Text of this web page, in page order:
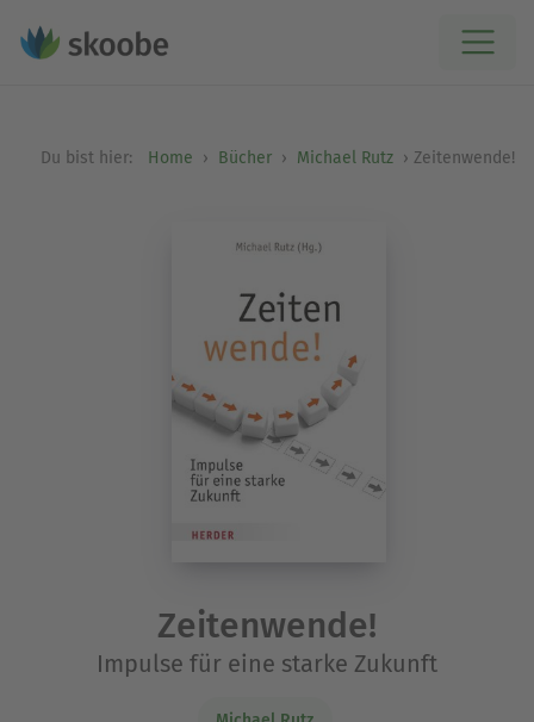
Du bist hier: Home Bücher Michael Rutz Zeitenwende!
Zeitenwende!
Impulse für eine starke Zukunft